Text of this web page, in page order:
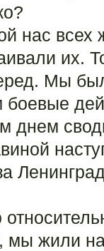
нас
их.
Мы
боевые
днем
мы жили